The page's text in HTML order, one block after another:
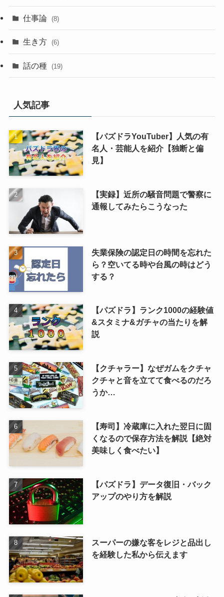
仕事論 (8)
生き方 (6)
話の種 (19)
人気記事
【パズドラYouTuber】人気の有
名人・芸能人を紹介【独断と偏
見】
【実録】近所の騒音問題で警察に
通報してみたらこうなった
失業保険の認定日の時間を忘れた
ら？空いてる時や台風の時はどう
する？
【パズドラ】ランク1000の経験値
&スタミナ&ガチャの当たりを解
説
【クチャラー】なぜガムをクチャ
クチャと音を立てて食べるのだろ
うか…
【寿司】冷蔵庫に入れた翌日に固
くなるので保存方法を解説【絶対
美味しく食べたい】
【パズドラ】データ復旧・バック
アップのやり方を解説
スーパーの嫌な客をレジと品出し
を経験した私から伝えます